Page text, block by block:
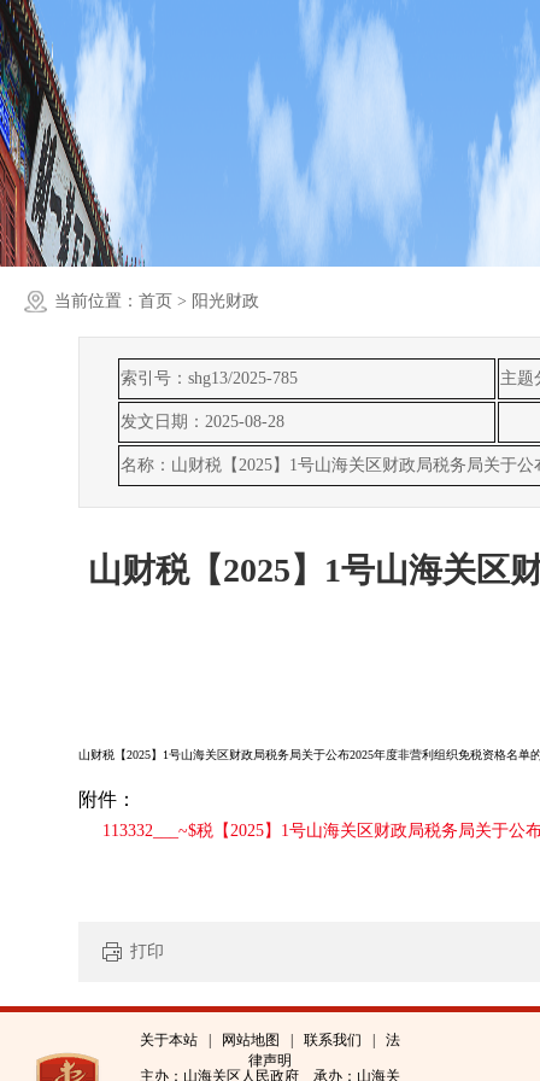
当前位置： 首页 > 阳光财政
索引号：shg13/2025-785 主题
发文日期：2025-08-28
名称：山财税【2025】1号山海关区财政局税务局关于
山财税【2025】1号山海关区
山财税【2025】1号山海关区财政局税务局关于公布2025年度非营利组织免税资格名单
附件：
113332___~$税【2025】1号山海关区财政局税务局关于
打印
关于本站 网站地图 联系我们
法
律声明
主办：山海关区人民政府 承办：山海关